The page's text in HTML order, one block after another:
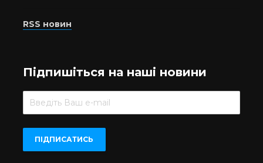
RSS новин
Підпишіться на наші новини